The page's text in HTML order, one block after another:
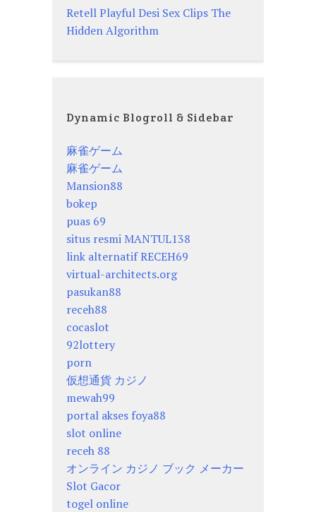
Retell Playful Desi Sex Clips The
Hidden Algorithm
Dynamic Blogroll & Sidebar
麻雀ゲーム
麻雀ゲーム
Mansion88
bokep
puas 69
situs resmi MANTUL138
link alternatif RECEH69
virtual-architects.org
pasukan88
receh88
cocaslot
92lottery
porn
仮想通貨 カジノ
mewah99
portal akses foya88
slot online
receh 88
オンライン カジノ ブック メーカー
Slot Gacor
togel online